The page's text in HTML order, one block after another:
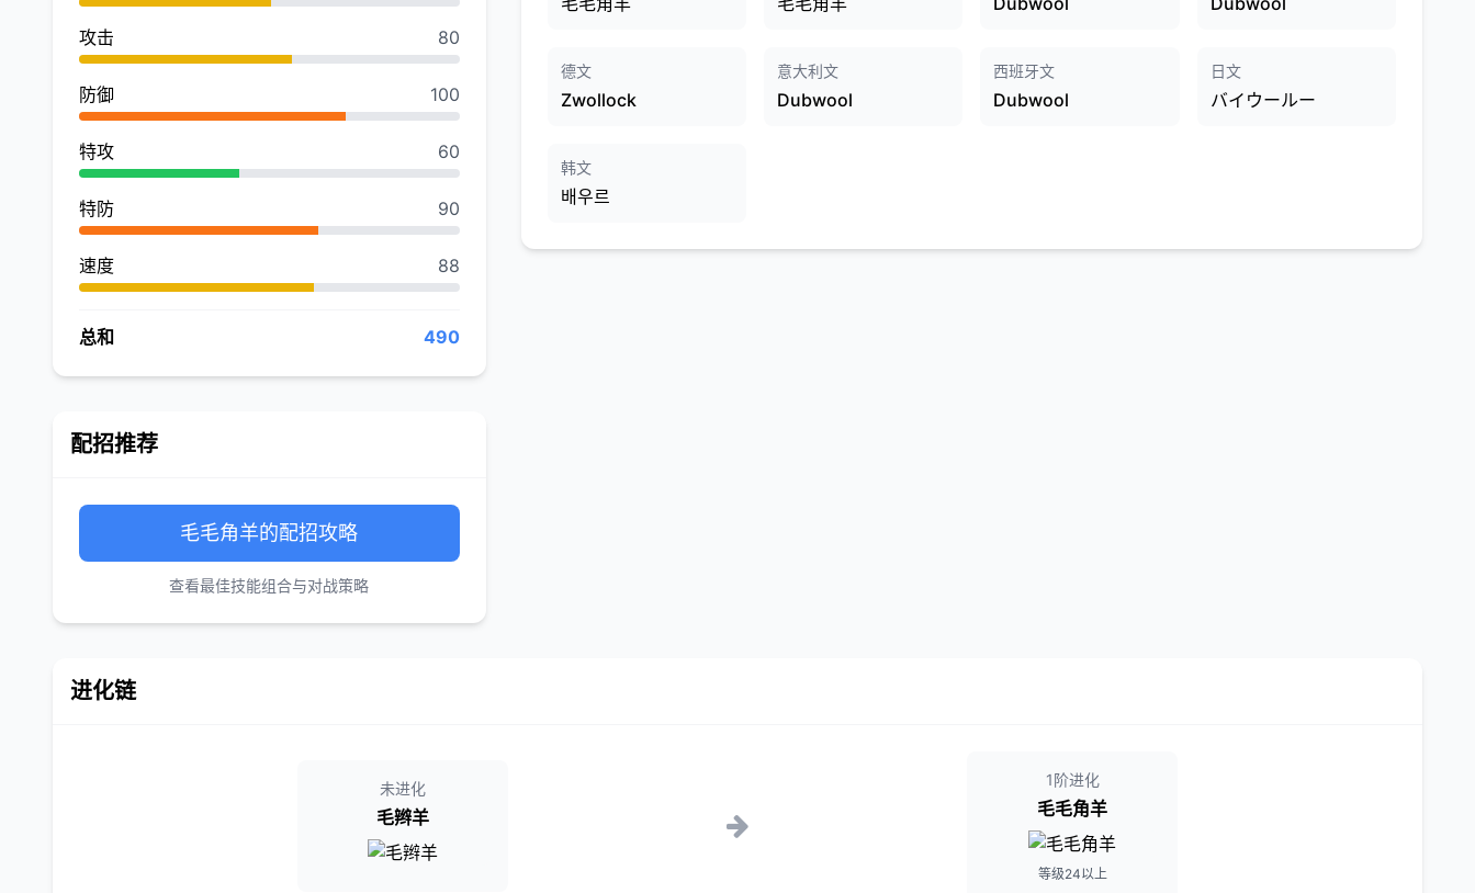
攻击 80
防御 100
特攻 60
特防 90
速度 88
总和 490
配招推荐
毛毛角羊的配招攻略
查看最佳技能组合与对战策略
德文
Zwollock
意大利文
Dubwool
西班牙文
Dubwool
日文
バイウールー
韩文
배우르
进化链
未进化
毛辫羊
1阶进化
毛毛角羊
等级24以上